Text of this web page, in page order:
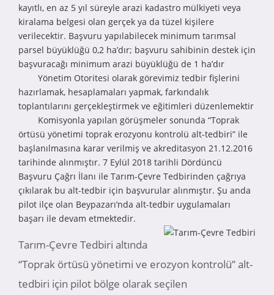
kayıtlı, en az 5 yıl süreyle arazi kadastro mülkiyeti veya
kiralama belgesi olan gerçek ya da tüzel kişilere
verilecektir. Başvuru yapılabilecek minimum tarımsal
parsel büyüklüğü 0,2 ha’dır; başvuru sahibinin destek için
başvuracağı minimum arazi büyüklüğü de 1 ha’dır
Yönetim Otoritesi olarak görevimiz tedbir fişlerini
hazırlamak, hesaplamaları yapmak, farkındalık
toplantılarını gerçekleştirmek ve eğitimleri düzenlemektir
Komisyonla yapılan görüşmeler sonunda “Toprak
örtüsü yönetimi toprak erozyonu kontrolü alt-tedbiri” ile
başlanılmasına karar verilmiş ve akreditasyon 21.12.2016
tarihinde alınmıştır. 7 Eylül 2018 tarihli Dördüncü
Başvuru Çağrı İlanı ile Tarım-Çevre Tedbirinden çağrıya
çıkılarak bu alt-tedbir için başvurular alınmıştır. Şu anda
pilot ilçe olan Beypazarı’nda alt-tedbir uygulamaları
başarı ile devam etmektedir.
Tarım-Çevre Tedbiri altında
“Toprak örtüsü yönetimi ve erozyon kontrolü” alt-
tedbiri için pilot bölge olarak seçilen